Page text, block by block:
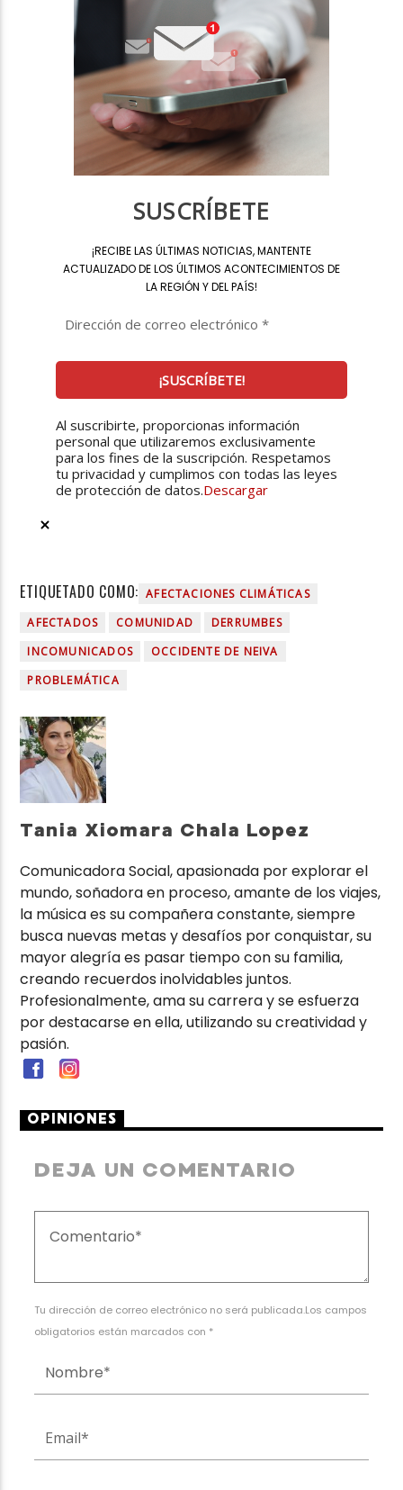
SUSCRÍBETE
¡RECIBE LAS ÚLTIMAS NOTICIAS, MANTENTE
ACTUALIZADO DE LOS ÚLTIMOS ACONTECIMIENTOS DE
LA REGIÓN Y DEL PAÍS!
Al suscribirte, proporcionas información
personal que utilizaremos exclusivamente
para los fines de la suscripción. Respetamos
tu privacidad y cumplimos con todas las leyes
de protección de datos.Descargar
ETIQUETADO COMO: AFECTACIONES CLIMÁTICAS
AFECTADOS
COMUNIDAD
DERRUMBES
INCOMUNICADOS
OCCIDENTE DE NEIVA
PROBLEMÁTICA
Tania Xiomara Chala Lopez
Comunicadora Social, apasionada por explorar el
mundo, soñadora en proceso, amante de los viajes,
la música es su compañera constante, siempre
busca nuevas metas y desafíos por conquistar, su
mayor alegría es pasar tiempo con su familia,
creando recuerdos inolvidables juntos.
Profesionalmente, ama su carrera y se esfuerza
por destacarse en ella, utilizando su creatividad y
pasión.
OPINIONES
DEJA UN COMENTARIO
Tu dirección de correo electrónico no será publicada.Los campos
obligatorios están marcados con *